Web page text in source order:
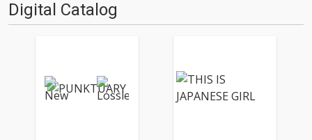
Digital Catalog